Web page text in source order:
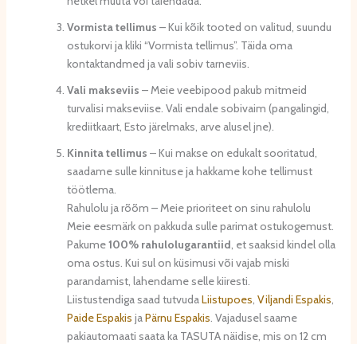
Vormista tellimus – Kui kõik tooted on valitud, suundu
ostukorvi ja kliki “Vormista tellimus”. Täida oma
kontaktandmed ja vali sobiv tarneviis.
Vali makseviis – Meie veebipood pakub mitmeid
turvalisi makseviise. Vali endale sobivaim (pangalingid,
krediitkaart, Esto järelmaks, arve alusel jne).
Kinnita tellimus – Kui makse on edukalt sooritatud,
saadame sulle kinnituse ja hakkame kohe tellimust
töötlema.
Rahulolu ja rõõm – Meie prioriteet on sinu rahulolu
Meie eesmärk on pakkuda sulle parimat ostukogemust.
Pakume100% rahulolugarantiid, et saaksid kindel olla
oma ostus. Kui sul on küsimusi või vajab miski
parandamist, lahendame selle kiiresti.
Liistustendiga saad tutvudaLiistupoes, Viljandi Espakis,
Paide Espakis jaPärnu Espakis. Vajadusel saame
pakiautomaati saata ka TASUTA näidise, mis on 12 cm